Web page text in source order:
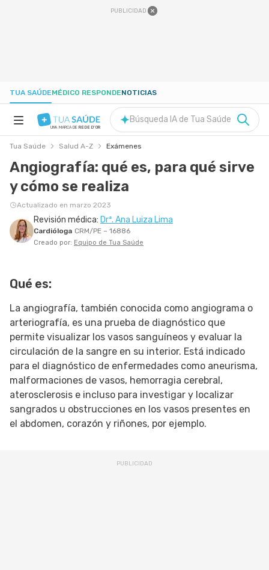
PUBLICIDAD
TUA SAÚDEMÉDICO RESPONDENOTICIAS
NUTRICIÓN
EMBARAZO
UNA MARCA DE REDE D'OR
Búsqueda IA de Tua Saúde
Tua Saúde Salud A-Z Exámenes
Angiografía: qué es, para qué sirve
y cómo se realiza
Actualizado en marzo 2023
Revisión médica: Drª. Ana Luiza Lima
Cardióloga CRM/PE – 16886
Creado por: Equipo de Tua Saúde
Qué es:
La angiografía, también conocida como angiograma o
arteriografía, es una prueba de diagnóstico que
permite visualizar los vasos sanguíneos y evaluar la
circulación de la sangre en su interior. Está indicado
para el diagnóstico de enfermedades como aneurisma,
malformaciones de vasos, hemorragia cerebral,
aterosclerosis e incluso para investigar y localizar
sangrados u obstrucciones en los vasos presentes en
el abdomen, corazón y riñones, por ejemplo.